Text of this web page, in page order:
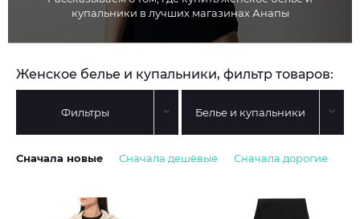
купальники в лучших магазинах Анапы
Женское белье и купальники, фильтр товаров:
Фильтры Белье и купальники
Сначала новые Сначала дешёвые Сначала дорогие